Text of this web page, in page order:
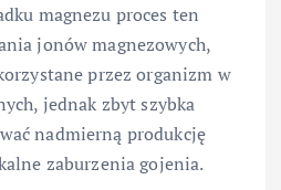
magnezu proces ten
jonów magnezowych,
przez organizm w
jednak zbyt szybka
nadmierną produkcję
zaburzenia gojenia.